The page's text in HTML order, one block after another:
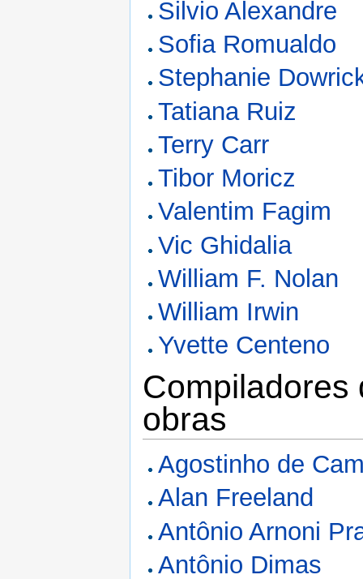
Silvio Alexandre
Sofia Romualdo
Stephanie
Tatiana Ruiz
Terry Carr
Tibor Moricz
Valentim Fagim
Vic Ghidalia
William F. Nolan
William Irwin
Yvette Centeno
Compiladores
obras
Agostinho de
Alan Freeland
Antônio Arnoni
Antônio Dimas